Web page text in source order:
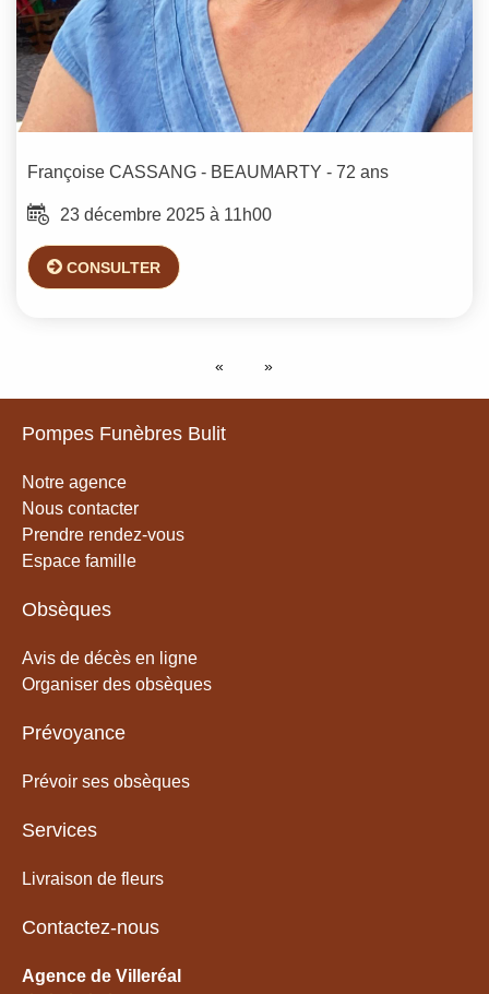
Françoise CASSANG - BEAUMARTY - 72 ans
23 décembre 2025 à 11h00
CONSULTER
Pompes Funèbres Bulit
Notre agence
Nous contacter
Prendre rendez-vous
Espace famille
Obsèques
Avis de décès en ligne
Organiser des obsèques
Prévoyance
Prévoir ses obsèques
Services
Livraison de fleurs
Contactez-nous
Agence de Villeréal